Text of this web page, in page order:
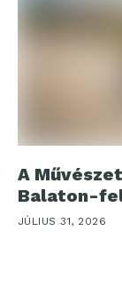
A
Balaton-
JÚLIUS 31, 2026